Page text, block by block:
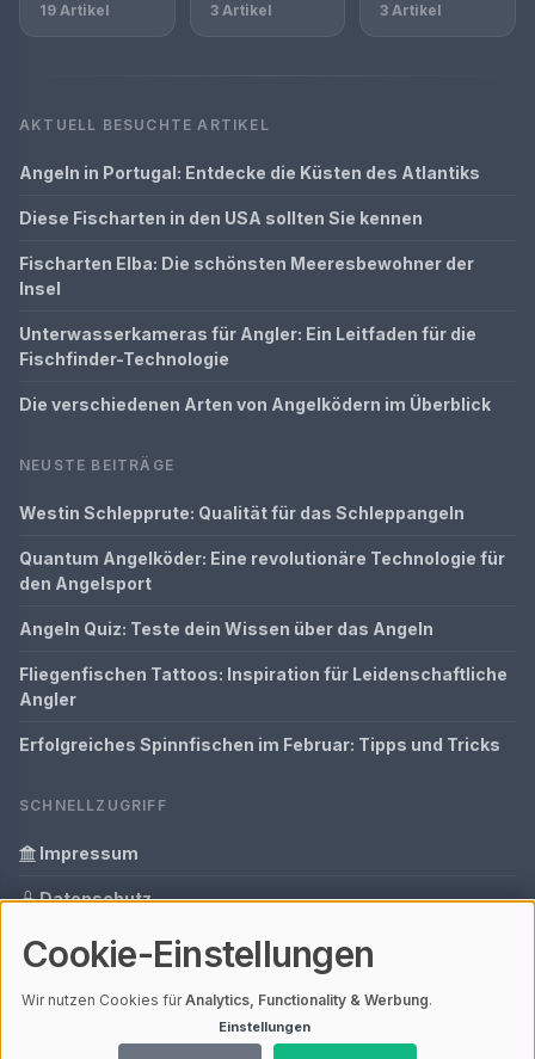
19 Artikel 3 Artikel 3 Artikel
AKTUELL BESUCHTE ARTIKEL
Angeln in Portugal: Entdecke die Küsten des Atlantiks
Diese Fischarten in den USA sollten Sie kennen
Fischarten Elba: Die schönsten Meeresbewohner der
Insel
Unterwasserkameras für Angler: Ein Leitfaden für die
Fischfinder-Technologie
Die verschiedenen Arten von Angelködern im Überblick
NEUSTE BEITRÄGE
Westin Schlepprute: Qualität für das Schleppangeln
Quantum Angelköder: Eine revolutionäre Technologie für
den Angelsport
Angeln Quiz: Teste dein Wissen über das Angeln
Fliegenfischen Tattoos: Inspiration für Leidenschaftliche
Angler
Erfolgreiches Spinnfischen im Februar: Tipps und Tricks
SCHNELLZUGRIFF
Impressum
Datenschutz
Informationen zur Inhalt
Ihre Datenschutzeinstellungen
Cookie-Einstellungen
Wir nutzen Cookies fürAnalytics, Functionality & Werbung.
Einstellungen